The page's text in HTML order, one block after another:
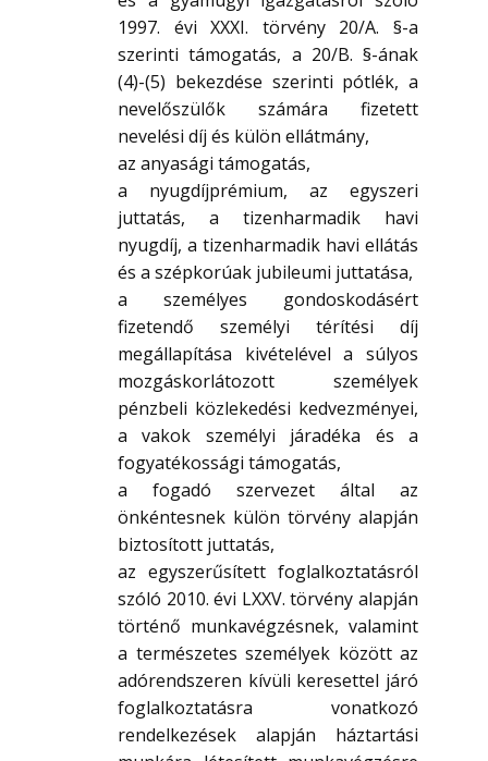
1997. évi XXXI. törvény 20/A. §-a
szerinti támogatás, a 20/B. §-ának
(4)-(5) bekezdése szerinti pótlék, a
nevelőszülők számára fizetett
nevelési díj és külön ellátmány,
az anyasági támogatás,
a nyugdíjprémium, az egyszeri
juttatás, a tizenharmadik havi
nyugdíj, a tizenharmadik havi ellátás
és a szépkorúak jubileumi juttatása,
a személyes gondoskodásért
fizetendő személyi térítési díj
megállapítása kivételével a súlyos
mozgáskorlátozott személyek
pénzbeli közlekedési kedvezményei,
a vakok személyi járadéka és a
fogyatékossági támogatás,
a fogadó szervezet által az
önkéntesnek külön törvény alapján
biztosított juttatás,
az egyszerűsített foglalkoztatásról
szóló 2010. évi LXXV. törvény alapján
történő munkavégzésnek, valamint
a természetes személyek között az
adórendszeren kívüli keresettel járó
foglalkoztatásra vonatkozó
rendelkezések alapján háztartási